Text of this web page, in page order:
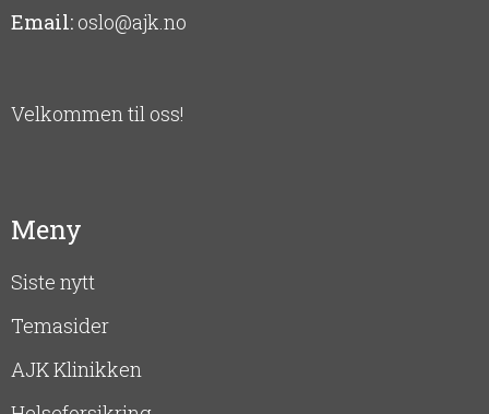
Email: oslo@ajk.no
Velkommen til oss!
Meny
Siste nytt
Temasider
AJK Klinikken